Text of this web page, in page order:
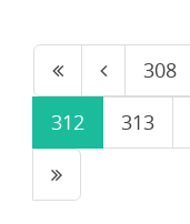
308
312
313